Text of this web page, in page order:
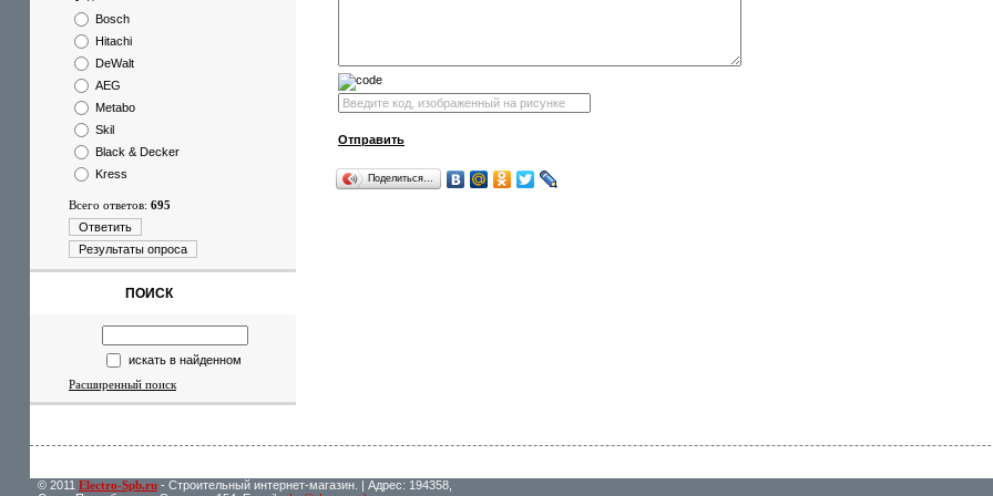
Bosch
Hitachi
DeWalt
AEG
Metabo
Skil
Black & Decker
Kress
Всего ответов: 695
Ответить
Результаты опроса
ПОИСК
искать в найденном
Расширенный поиск
Отправить
Поделиться…
© 2011 Electro-Spb.ru - Строительный интернет-магазин. | Адрес: 194358,